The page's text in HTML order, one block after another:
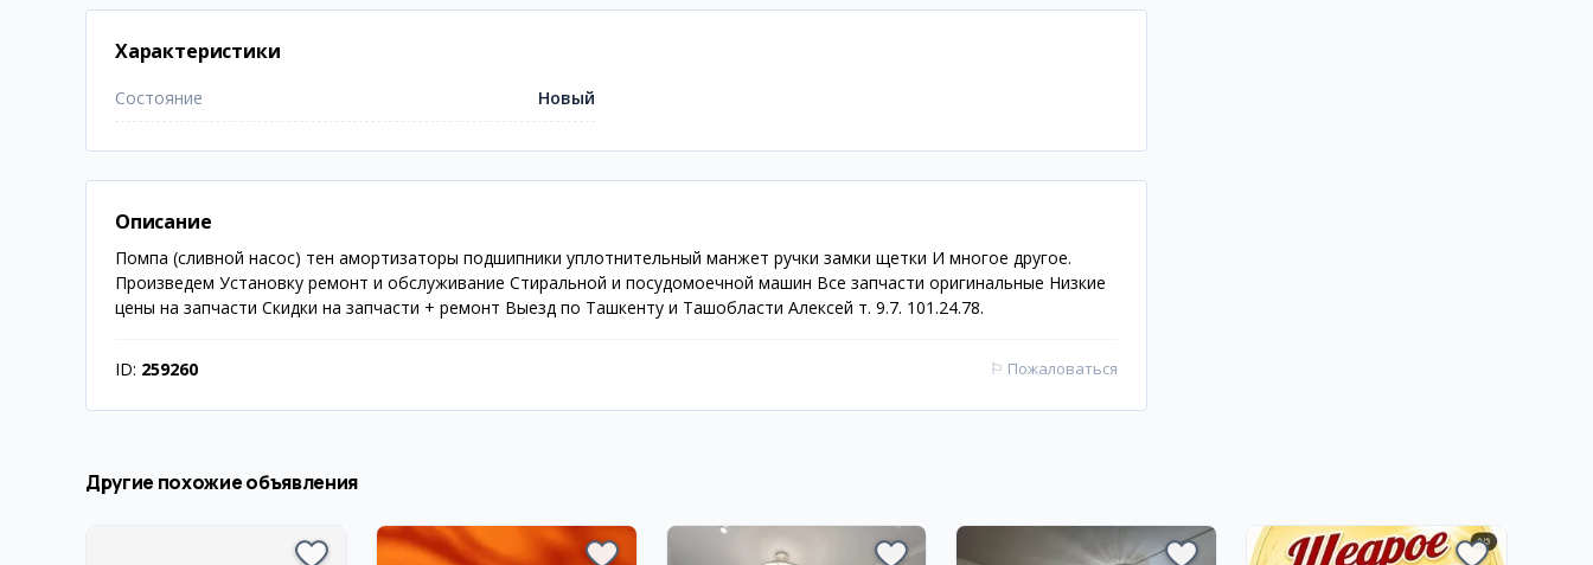
Характеристики
Состояние Новый
Описание
Помпа (сливной насос) тен амортизаторы подшипники уплотнительный манжет ручки замки щетки И многое другое.
Произведем Установку ремонт и обслуживание Стиральной и посудомоечной машин Все запчасти оригинальные Низкие
цены на запчасти Скидки на запчасти + ремонт Выезд по Ташкенту и Ташобласти Алексей т. 9.7. 101.24.78.
ID: 259260 ⚐ Пожаловаться
Другие похожие объявления